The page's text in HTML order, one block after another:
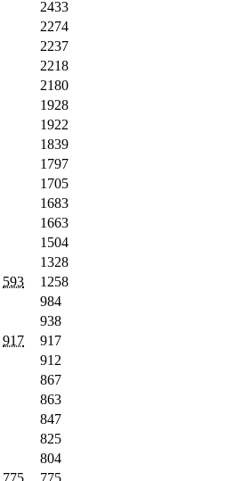
2433
2274
2237
2218
2180
1928
1922
1839
1797
1705
1683
1663
1504
1328
593
1258
984
938
917
917
912
867
863
847
825
804
775 775